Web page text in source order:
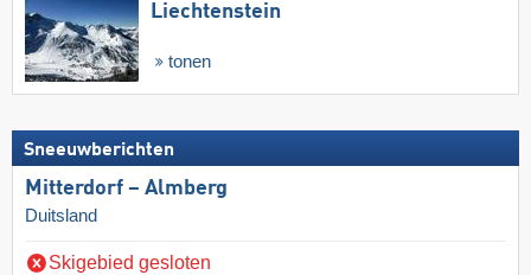
Liechtenstein
tonen
Sneeuwberichten
Mitterdorf – Almberg
Duitsland
Skigebied gesloten